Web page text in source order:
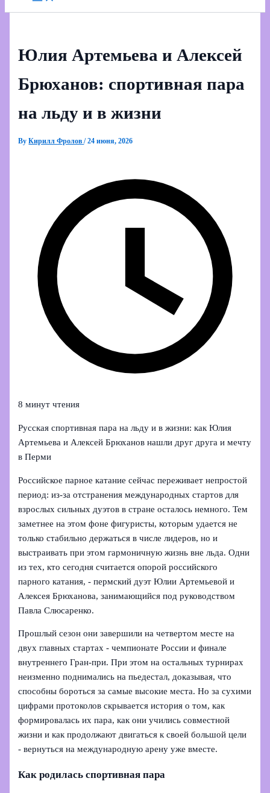
Юлия Артемьева и Алексей
Брюханов: спортивная пара
на льду и в жизни
ByКирилл Фролов/24 июня, 2026
8 минут чтения
Русская спортивная пара на льду и в жизни: как Юлия
Артемьева и Алексей Брюханов нашли друг друга и мечту
в Перми
Российское парное катание сейчас переживает непростой
период: из-за отстранения международных стартов для
взрослых сильных дуэтов в стране осталось немного. Тем
заметнее на этом фоне фигуристы, которым удается не
только стабильно держаться в числе лидеров, но и
выстраивать при этом гармоничную жизнь вне льда. Одни
из тех, кто сегодня считается опорой российского
парного катания, - пермский дуэт Юлии Артемьевой и
Алексея Брюханова, занимающийся под руководством
Павла Слюсаренко.
Прошлый сезон они завершили на четвертом месте на
двух главных стартах - чемпионате России и финале
внутреннего Гран-при. При этом на остальных турнирах
неизменно поднимались на пьедестал, доказывая, что
способны бороться за самые высокие места. Но за сухими
цифрами протоколов скрывается история о том, как
формировалась их пара, как они учились совместной
жизни и как продолжают двигаться к своей большой цели
- вернуться на международную арену уже вместе.
Как родилась спортивная пара